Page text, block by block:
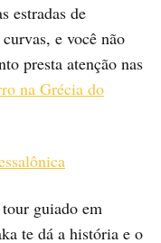
estradas de
e você não
presta atenção nas
na Grécia do
guiado em
te dá a história e o